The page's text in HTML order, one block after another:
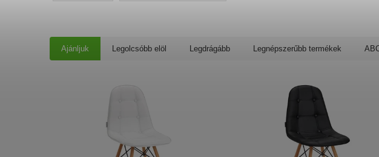
Ajánljuk Legolcsóbb elöl Legdrágább Legnépszerűbb termékek